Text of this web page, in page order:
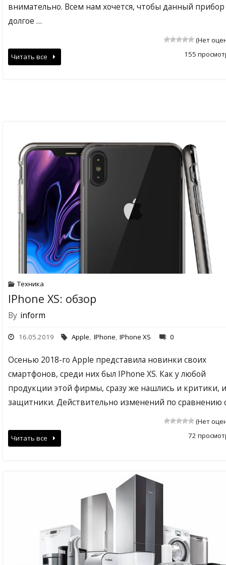
внимательно. Всем нам хочется, чтобы данный прибор
долгое …
(Нет
155
Читать все
Техника
IPhone XS: обзор
By inform
16.05.2019 Apple, IPhone, IPhone XS 0
Осенью 2018-го Apple представила новинки своих
смартфонов, среди них был IPhone XS. Как у любой
продукции этой фирмы, сразу же нашлись и критики, и
защитники. Действительно изменений по сравнению
(Нет
72
Читать все